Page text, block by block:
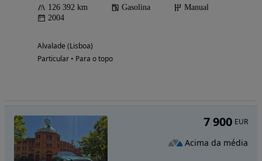
126 392 km Gasolina
Manual
2004
Alvalade (Lisboa)
Particular • Para o topo
7 900 EUR
Acima da média